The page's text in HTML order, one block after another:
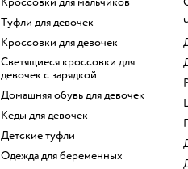
Туфли для девочек
Кроссовки для девочек
Светящиеся кроссовки для
девочек с зарядкой
Домашняя обувь для девочек
Кеды для девочек
Детские туфли
Одежда для беременных